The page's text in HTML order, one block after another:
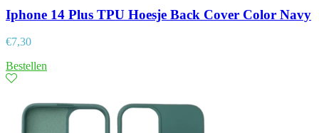
Iphone 14 Plus TPU Hoesje Back Cover Color Navy
€7,30
Bestellen